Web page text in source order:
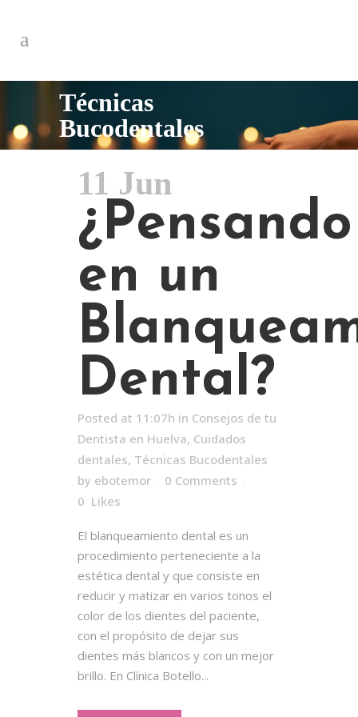
Técnicas
Bucodentales
11 Jun
¿Pensando
en un
Dental?
Posted at 11:07h in Consejos de tu
Dentista en Huelva, Cuidados
dentales, Técnicas Bucodentales
by ebotemor
0 Comments
0 Likes
El blanqueamiento dental es un
procedimiento perteneciente a la
estética dental y que consiste en
reducir y matizar en varios tonos el
color de los dientes del paciente,
con el propósito de dejar sus
dientes más blancos y con un mejor
brillo. En Clínica Botello...